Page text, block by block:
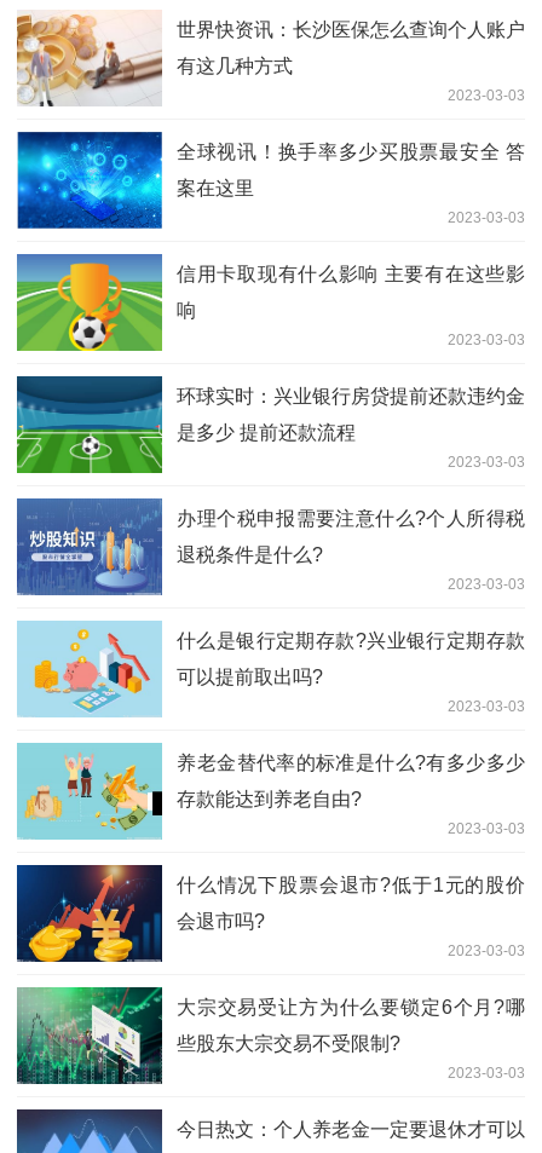
世界快资讯：长沙医保怎么查询个人账户
有这几种方式
2023-03-03
全球视讯！换手率多少买股票最安全 答
案在这里
2023-03-03
信用卡取现有什么影响 主要有在这些影
响
2023-03-03
环球实时：兴业银行房贷提前还款违约金
是多少 提前还款流程
2023-03-03
​办理个税申报需要注意什么?个人所得税
退税条件是什么?
2023-03-03
什么是银行定期存款?兴业银行定期存款
可以提前取出吗?
2023-03-03
​养老金替代率的标准是什么?有多少多少
存款能达到养老自由?
2023-03-03
什么情况下股票会退市?低于1元的股价
会退市吗?
2023-03-03
大宗交易受让方为什么要锁定6个月?哪
些股东大宗交易不受限制?
2023-03-03
今日热文：个人养老金一定要退休才可以